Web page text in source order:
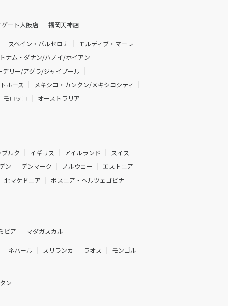
ゲート大阪店 福岡天神店
スペイン・バルセロナ
モルディブ・マーレ
ナム・ダナン/ハノイ/ホイアン
デリー/アグラ/ジャイプール
ホース
メキシコ・カンクン/メキシコシティ
モロッコ オーストラリア
ルク イギリス アイルランド
スイス
ン デンマーク ノルウェー
エストニア
北マケドニア
ボスニア・ヘルツェゴビナ
ビア マダガスカル
ネパール スリランカ ラオス
モンゴル
ン